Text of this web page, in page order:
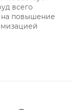
всего
на повышение